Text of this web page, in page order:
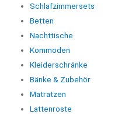
Schlafzimmersets
Betten
Nachttische
Kommoden
Kleiderschränke
Bänke & Zubehör
Matratzen
Lattenroste